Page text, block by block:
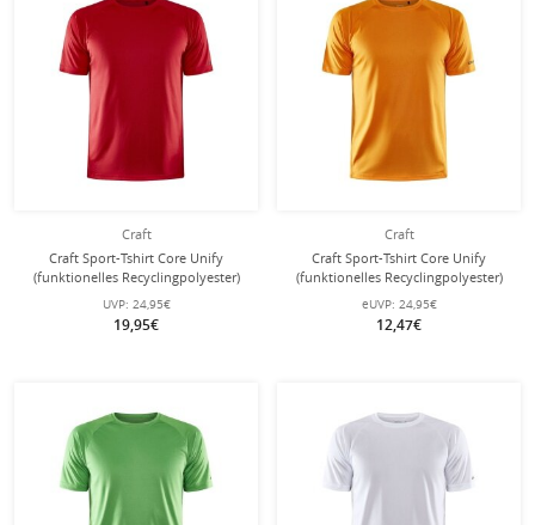
Craft
Craft Sport-Tshirt Core Unify
(funktionelles Recyclingpolyester)
rot Herren
UVP: 24,95€
19,95€
Craft
Craft Sport-Tshirt Core Unify
(funktionelles Recyclingpolyester)
orange Herren
eUVP: 24,95€
12,47€